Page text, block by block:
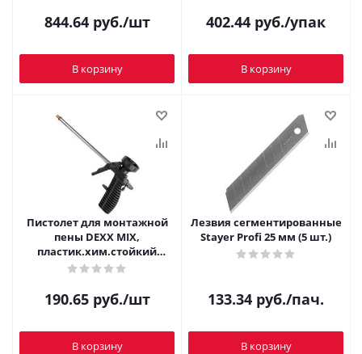
844.64руб./шт
В корзину
402.44 руб./упак
В корзину
Пистолет для монтажной
пены DEXX MIX,
пластик.хим.стойкий
корпус, клапаны из
190.65руб./шт
В корзину
Лезвия сегментированные
Stayer Profi 25 мм (5 шт.)
133.34 руб./пач.
В корзину